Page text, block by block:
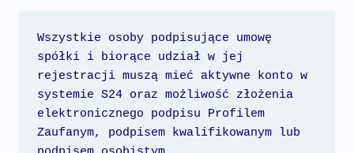
Wszystkie osoby podpisujące umowę
spółki i biorące udział w jej
rejestracji muszą mieć aktywne konto w
systemie S24 oraz możliwość złożenia
elektronicznego podpisu Profilem
Zaufanym, podpisem kwalifikowanym lub